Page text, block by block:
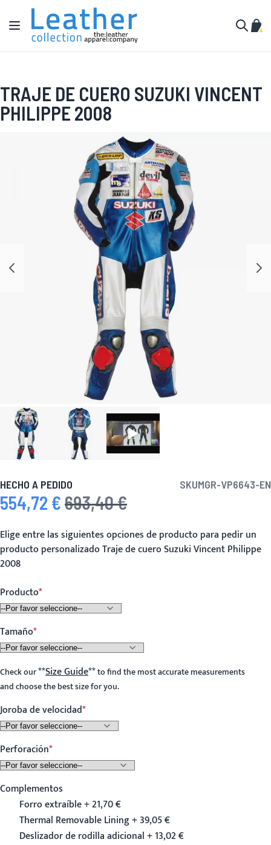
Ir al contenido
Toggle Nav
Mi
TRAJE DE CUERO SUZUKI VINCENT
PHILIPPE 2008
HECHO A PEDIDO SKUMGR-VP6643-EN
Precio especial
554,72 € Precio habitual
693,40 €
Elige entre las siguientes opciones de producto para pedir un
producto personalizado Traje de cuero Suzuki Vincent Philippe
2008
Producto
Tamaño
Check our**Size Guide**to find the most accurate measurements
and choose the best size for you.
Joroba de velocidad
Perforación
Complementos
Forro extraíble + 21,70 €
Thermal Removable Lining + 39,05 €
Deslizador de rodilla adicional + 13,02 €